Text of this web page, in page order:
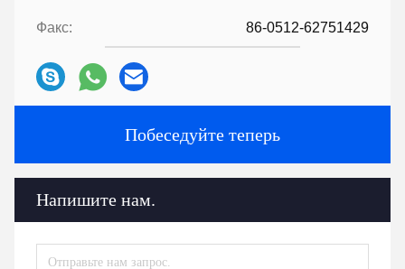
Факс: 86-0512-62751429
Побеседуйте теперь
Напишите нам.